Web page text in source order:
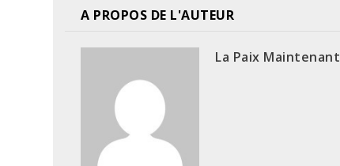
A PROPOS DE L'AUTEUR
La Paix Maintenant